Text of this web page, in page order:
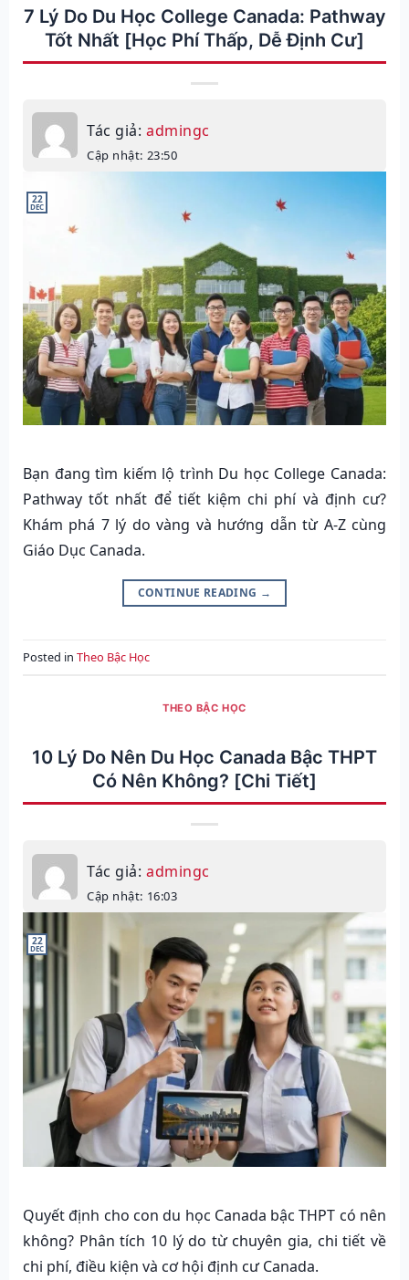
7 Lý Do Du Học College Canada: Pathway
Tốt Nhất [Học Phí Thấp, Dễ Định Cư]
Tác giả:admingc
Cập nhật: 23:50
22
DEC
Bạn đang tìm kiếm lộ trình Du học College Canada:
Pathway tốt nhất để tiết kiệm chi phí và định cư?
Khám phá 7 lý do vàng và hướng dẫn từ A-Z cùng
Giáo Dục Canada.
CONTINUE READING →
Posted in Theo Bậc Học
THEO BẬC HỌC
10 Lý Do Nên Du Học Canada Bậc THPT
Có Nên Không? [Chi Tiết]
Tác giả:admingc
Cập nhật: 16:03
22
DEC
Quyết định cho con du học Canada bậc THPT có nên
không? Phân tích 10 lý do từ chuyên gia, chi tiết về
chi phí, điều kiện và cơ hội định cư Canada.